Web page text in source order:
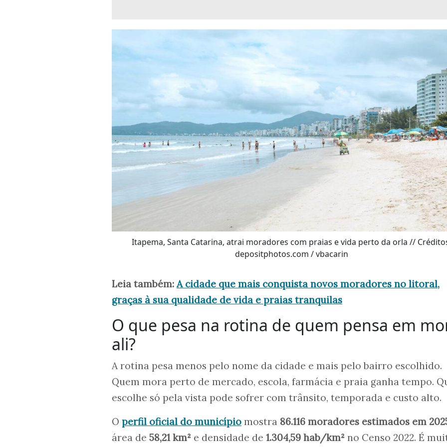
Itapema, Santa Catarina, atrai moradores com praias e vida perto da orla //
depositphotos.com / vbacarin
Leia também:A cidade que mais conquista novos moradores no litoral,
graças à sua qualidade de vida e praias tranquilas
O que pesa na rotina de quem pensa em
ali?
A rotina pesa menos pelo nome da cidade e mais pelo bairro escolhido.
Quem mora perto de mercado, escola, farmácia e praia ganha tempo.
escolhe só pela vista pode sofrer com trânsito, temporada e custo alto.
O perfil oficial do município mostra 86.116 moradores estimados em
área de 58,21 km² e densidade de 1.304,59 hab/km² no Censo 2022. É